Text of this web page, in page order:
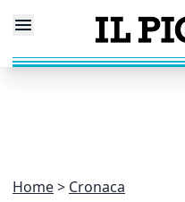
Home Cronaca